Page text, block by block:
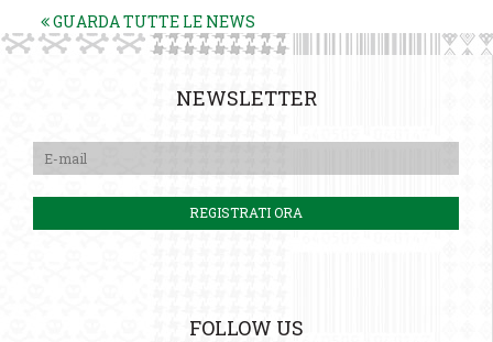
GUARDA TUTTE LE NEWS
NEWSLETTER
FOLLOW US